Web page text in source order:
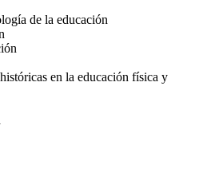
de la educación
en la educación física y